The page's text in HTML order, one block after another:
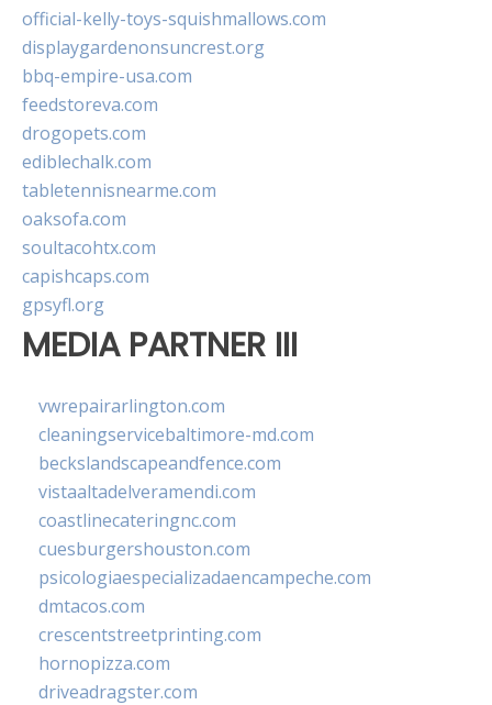
official-kelly-toys-squishmallows.com
displaygardenonsuncrest.org
bbq-empire-usa.com
feedstoreva.com
drogopets.com
ediblechalk.com
tabletennisnearme.com
oaksofa.com
soultacohtx.com
capishcaps.com
gpsyfl.org
MEDIA PARTNER III
vwrepairarlington.com
cleaningservicebaltimore-md.com
beckslandscapeandfence.com
vistaaltadelveramendi.com
coastlinecateringnc.com
cuesburgershouston.com
psicologiaespecializadaencampeche.com
dmtacos.com
crescentstreetprinting.com
hornopizza.com
driveadragster.com